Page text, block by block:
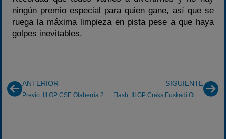
ningún premio especial para quien gane, así que se
ruega la máxima limpieza en pista pese a que haya
golpes inevitables.
ANTERIOR SIGUIENTE